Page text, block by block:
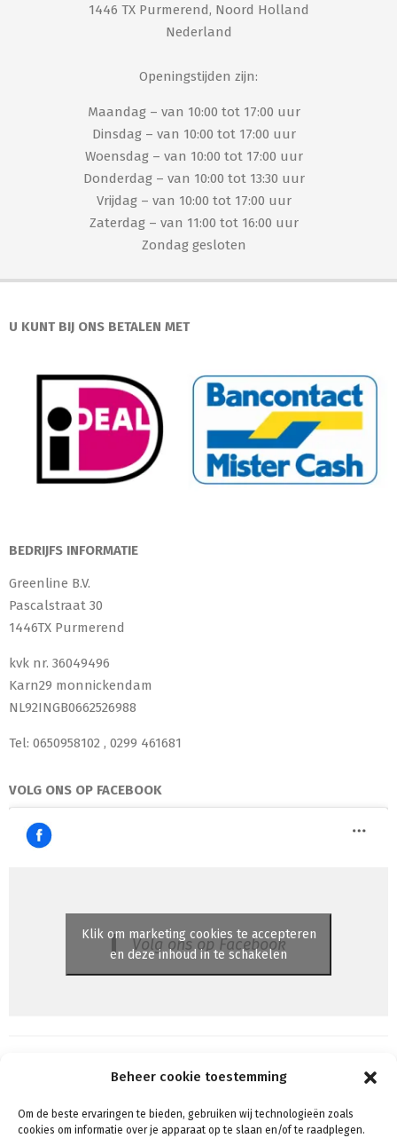
Beheer cookie toestemming
Om de beste ervaringen te bieden, gebruiken wij technologieën zoals
cookies om informatie over je apparaat op te slaan en/of te raadplegen.
1446 TX Purmerend, Noord Holland
Nederland
Openingstijden zijn:
Maandag – van 10:00 tot 17:00 uur
Dinsdag – van 10:00 tot 17:00 uur
Woensdag – van 10:00 tot 17:00 uur
Donderdag – van 10:00 tot 13:30 uur
Vrijdag – van 10:00 tot 17:00 uur
Zaterdag – van 11:00 tot 16:00 uur
Zondag gesloten
U KUNT BIJ ONS BETALEN MET
BEDRIJFS INFORMATIE
Greenline B.V.
Pascalstraat 30
1446TX Purmerend
kvk nr. 36049496
Karn29 monnickendam
NL92INGB0662526988
Tel: 0650958102 , 0299 461681
VOLG ONS OP FACEBOOK
Volg ons op Facebook
Klik om marketing cookies te accepteren
en deze inhoud in te schakelen
Algemene voorwaarden